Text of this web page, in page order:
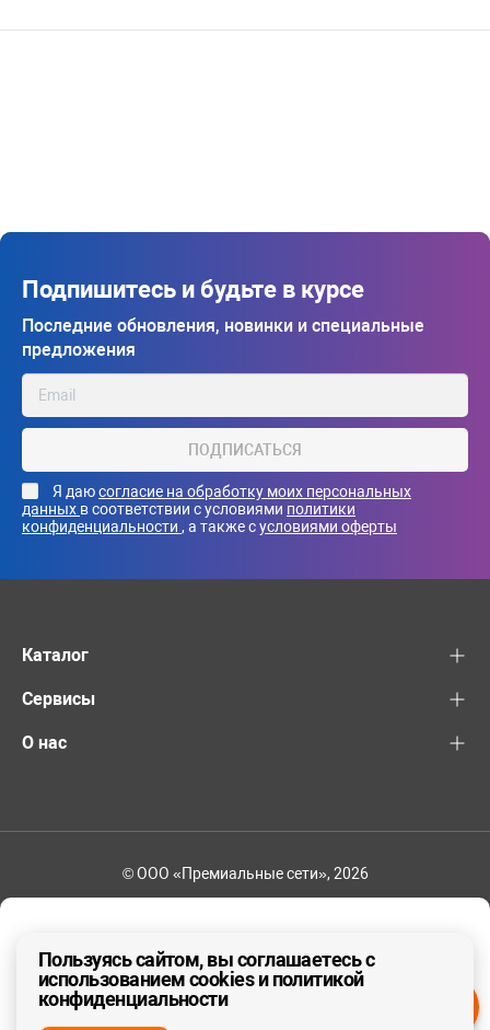
ДА, ВЕРНО
Подпишитесь и будьте в курсе
Последние обновления, новинки и специальные
предложения
ПОДПИСАТЬСЯ
Я даюсогласие на обработку моих персональных
данных в соответствии с условиями политики
конфиденциальности , а также сусловиями оферты
Каталог
Сервисы
О нас
© ООО «Премиальные сети», 2026
Пользуясь сайтом, вы соглашаетесь с
использованием cookies и политикой
конфиденциальности